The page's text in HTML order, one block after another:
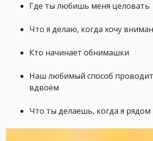
Где ты любишь меня целовать
Что я делаю, когда хочу
Кто начинает обнимашки
Наш любимый способ
вдвоём
Что ты делаешь, когда я рядом